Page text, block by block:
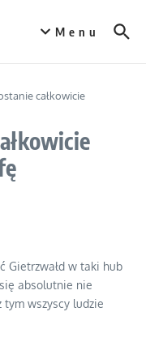
Menu
całkowicie
Gietrzwałd w taki hub
absolutnie nie
tym wszyscy ludzie